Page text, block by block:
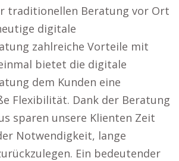
traditionellen Beratung vor Ort
digitale
zahlreiche Vorteile mit
bietet die digitale
dem Kunden eine
Flexibilität. Dank der Beratung
sparen unsere Klienten Zeit
Notwendigkeit, lange
Ein bedeutender